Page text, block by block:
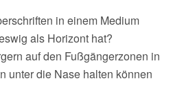
in einem Medium
als Horizont hat?
auf den Fußgängerzonen in
unter die Nase halten können